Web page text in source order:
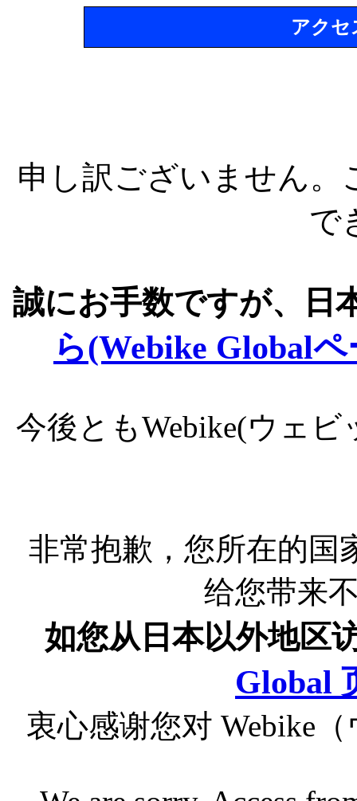
アクセ
申し訳ございません
で
誠にお手数ですが、日
ら(Webike Global
今後ともWebike(ウェ
非常抱歉，您所在的国
给您带来
如您从日本以外地区
Global
衷心感谢您对 Webike